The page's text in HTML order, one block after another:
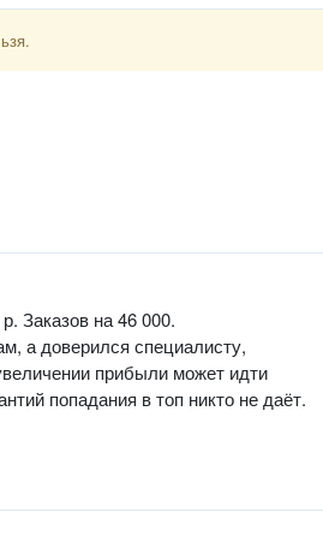
Заказов на 46 000.
а доверился специалисту,
прибыли может идти
попадания в топ никто не даёт.